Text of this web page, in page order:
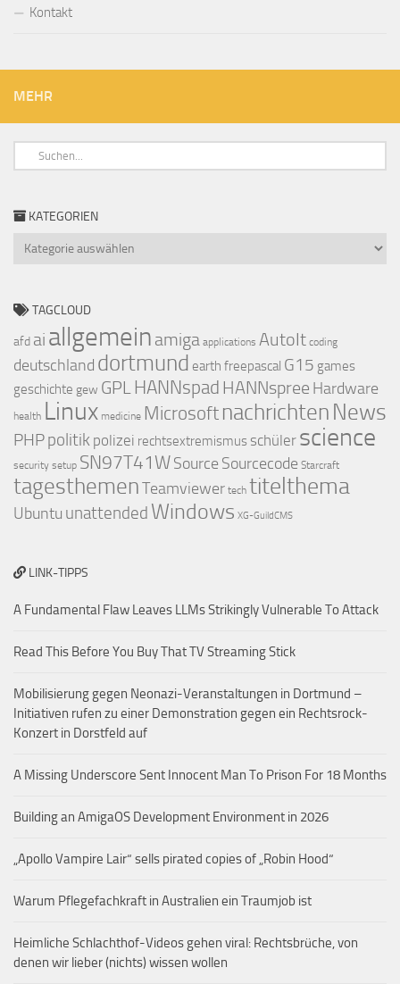
Kontakt
MEHR
KATEGORIEN
TAGCLOUD
afd ai allgemein amiga applications AutoIt coding
deutschland dortmund earth freepascal G15 games
geschichte gew GPL HANNspad HANNspree Hardware
health Linux medicine Microsoft nachrichten News
PHPpolitik polizei rechtsextremismus schüler science
security setup SN97T41WSource Sourcecode Starcraft
tagesthemenTeamviewer tech titelthema
Ubuntu unattended Windows XG-GuildCMS
LINK-TIPPS
A Fundamental Flaw Leaves LLMs Strikingly Vulnerable To Attack
Read This Before You Buy That TV Streaming Stick
Mobilisierung gegen Neonazi-Veranstaltungen in Dortmund –
Initiativen rufen zu einer Demonstration gegen ein Rechtsrock-
Konzert in Dorstfeld auf
A Missing Underscore Sent Innocent Man To Prison For 18 Months
Building an AmigaOS Development Environment in 2026
„Apollo Vampire Lair“ sells pirated copies of „Robin Hood“
Warum Pflegefachkraft in Australien ein Traumjob ist
Heimliche Schlachthof-Videos gehen viral: Rechtsbrüche, von
denen wir lieber (nichts) wissen wollen